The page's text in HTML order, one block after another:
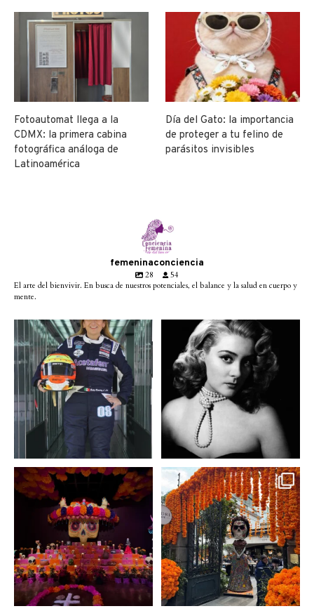
Fotoautomat llega a la
CDMX: la primera cabina
fotográfica análoga de
Latinoamérica
Día del Gato: la importancia
de proteger a tu felino de
parásitos invisibles
femeninaconciencia
28
54
El arte del bienvivir. En busca de nuestros potenciales, el balance y la salud en cuerpo y
mente.
Conoce a @betty_racing08
la piloto mexicana que ...
3 0
Descanse en paz la gran
diva del cine mexicano
2 0
A partir de hoy miercoles
23 de octubre y hasta el...
2 0
No te pierdas la exhibición
de @menchaca.studio...
2 0